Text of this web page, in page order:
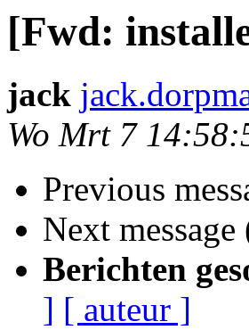
[Fwd:
jack
Wo Mrt 7
Previous
Next
Berichten
] [ auteur ]